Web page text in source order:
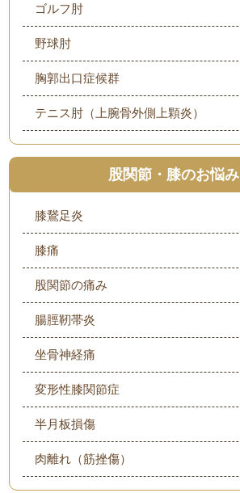
ゴルフ肘
野球肘
胸郭出口症候群
テニス肘（上腕骨外側上顆炎）
股関節・膝のお悩み
膝鵞足炎
膝痛
股関節の痛み
腸脛靭帯炎
坐骨神経痛
変形性膝関節症
半月板損傷
肉離れ（筋挫傷）